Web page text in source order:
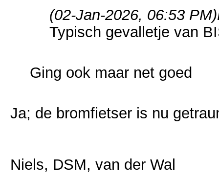
(02-Jan-2026, 06:53 PM)
Typisch gevalletje van
Ging ook maar net goed
Ja; de bromfietser is nu
Niels, DSM, van der Wal